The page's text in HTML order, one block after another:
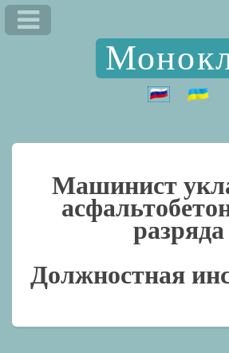
Машинист
разряда
Должностная